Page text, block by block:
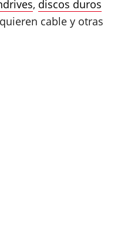
, discos duros
cable y otras